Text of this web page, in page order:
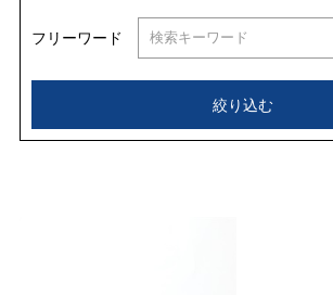
フリーワード
絞り込む